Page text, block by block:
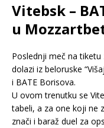
Vitebsk –
u
Poslednji meč na
dolazi iz beloruske
i BATE Borisova.
U ovom trenutku se
tabeli, a za one koji ne
znači i baraž duel za